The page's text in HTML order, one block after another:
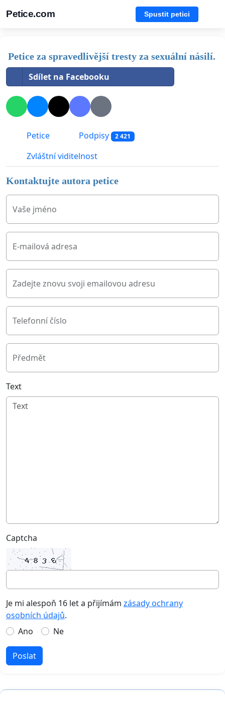
Petice.com Spustit petici
Petice za spravedlivější tresty za sexuální násilí.
Sdílet na Facebooku
Petice Podpisy 2 421
Zvláštní viditelnost
Kontaktujte autora petice
Vaše jméno
E-mailová adresa
Zadejte znovu svoji emailovou adresu
Telefonní číslo
Předmět
Text
Captcha
Je mi alespoň 16 let a přijímám zásady ochrany
osobních údajů.
Ano
Ne
Poslat